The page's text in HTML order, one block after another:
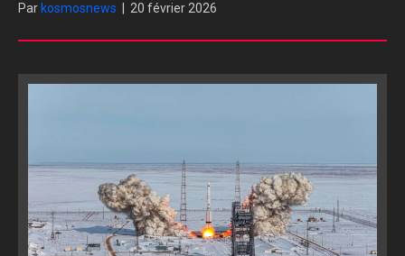
Par kosmosnews 20 février 2026